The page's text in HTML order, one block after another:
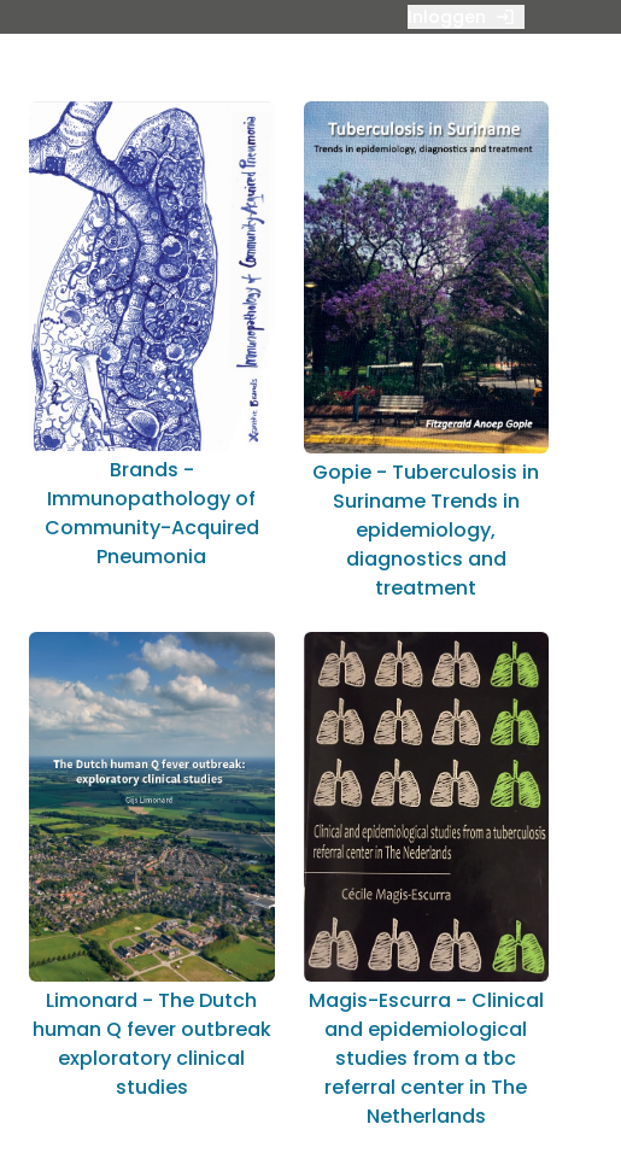
Brands -
Immunopathology of
Community-Acquired
Pneumonia
Gopie - Tuberculosis in
Suriname Trends in
epidemiology,
diagnostics and
treatment
Limonard - The Dutch
human Q fever outbreak
exploratory clinical
studies
Magis-Escurra - Clinical
and epidemiological
studies from a tbc
referral center in The
Netherlands